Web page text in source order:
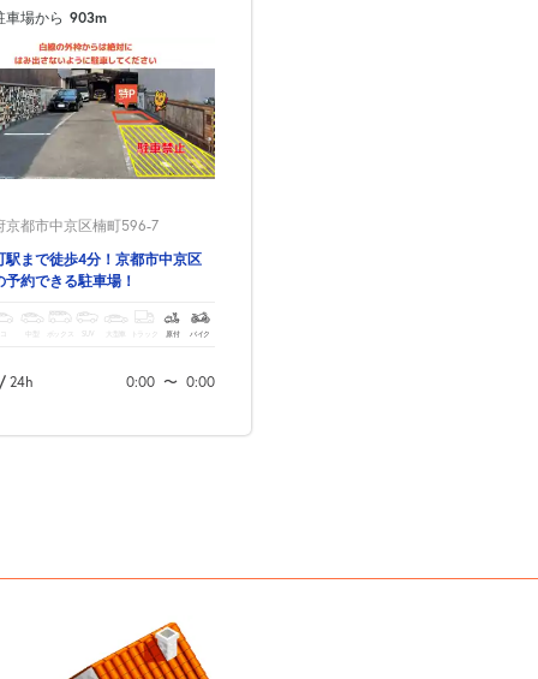
車場から 903m
京都市中京区楠町596-7
駅まで徒歩4分！京都市中京区
予約できる駐車場！
ボックス SUV トラック 原付 バイク
/ 24h 0:00 〜 0:00